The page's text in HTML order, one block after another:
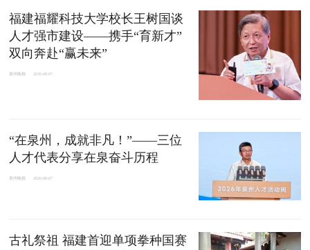
福建福耀科技大学校长王树国谈
人才强市建设——携手“育新才”
双向奔赴“赢未来”
泉州晚报 2026-08-07
“在泉州，成就非凡！”——三位
人才代表分享在泉奋斗历程
泉州晚报 2026-08-07
古礼祭祖 福建首迎单项拳种国赛